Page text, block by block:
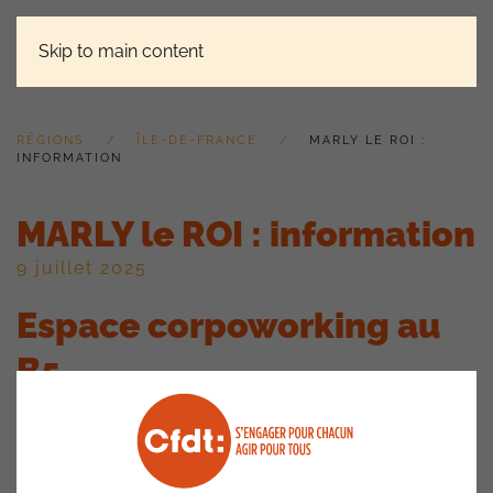
Skip to main content
RÉGIONS ÎLE-DE-FRANCE
MARLY LE ROI :
INFORMATION
MARLY le ROI : information
9 juillet 2025
Espace corpoworking au
B5
La Direction nous présente un projet d’aménagement d’un
espace de corpoworking au B5 (à l’emplacement de l’ancien
service Santé Individuelle).